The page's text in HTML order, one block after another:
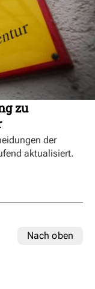
zu
der
aktualisiert.
Nach oben